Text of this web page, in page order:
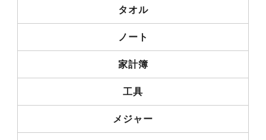
タオル
ノート
家計簿
工具
メジャー